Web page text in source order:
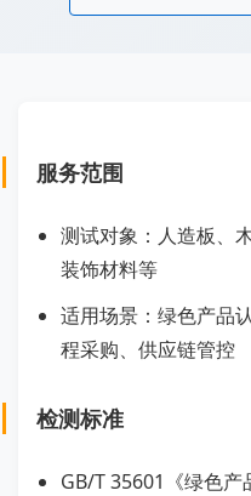
服务范围
测试对象：人造板、
装饰材料等
适用场景：绿色产品
程采购、供应链管控
检测标准
GB/T 35601《绿色产